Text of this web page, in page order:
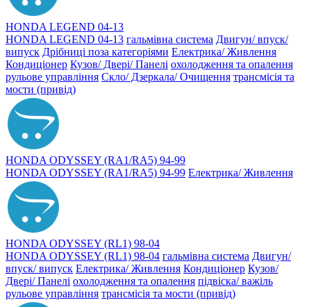
HONDA LEGEND 04-13
HONDA LEGEND 04-13 гальмівна система Двигун/ впуск/
випуск Дрібниці поза категоріями Електрика/ Живлення
Кондиціонер Кузов/ Двері/ Панелі охолодження та опалення
рульове управління Скло/ Дзеркала/ Очищення трансмісія та
мости (привід)
HONDA ODYSSEY (RA1/RA5) 94-99
HONDA ODYSSEY (RA1/RA5) 94-99 Електрика/ Живлення
HONDA ODYSSEY (RL1) 98-04
HONDA ODYSSEY (RL1) 98-04 гальмівна система Двигун/
впуск/ випуск Електрика/ Живлення Кондиціонер Кузов/
Двері/ Панелі охолодження та опалення підвіска/ важіль
рульове управління трансмісія та мости (привід)